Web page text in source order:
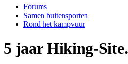
Forums
Samen buitensporten
Rond het kampvuur
5 jaar Hiking-Site.